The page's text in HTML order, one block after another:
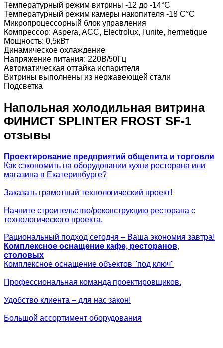
Температурный режим витрины -12 до -14°С
Температурный режим камеры накопителя -18 С°С
Микропроцессорный блок управления
Компрессор: Aspera, ACC, Electrolux, l'unite, hermetique
Мощность: 0,5кВт
Динамическое охлаждение
Напряжение питания: 220В/50Гц
Автоматическая оттайка испарителя
Витрины выполнены из нержавеющей стали
Подсветка
Напольная холодильная витрина
ФИНИСТ SPLINTER FROST SF-1
отзывы
Проектирование предприятий общепита и торговли
Как сэкономить на оборудовании кухни ресторана или
магазина в Екатеринбурге?
Заказать грамотный технологический проект!
Начните строительство/реконструкцию ресторана с
технологического проекта.
Рациональный подход сегодня – Ваша экономия завтра!
Комплексное оснащение кафе, ресторанов,
столовых
Комплексное оснащение объектов "под ключ"
Профессиональная команда проектировщиков.
Удобство клиента – для нас закон!
Большой ассортимент оборудования